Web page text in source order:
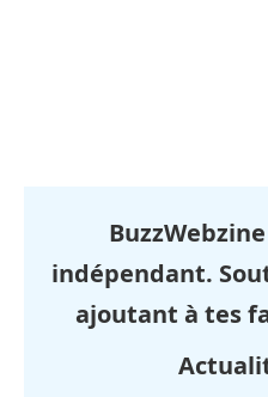
indépendant.
ajoutant à tes